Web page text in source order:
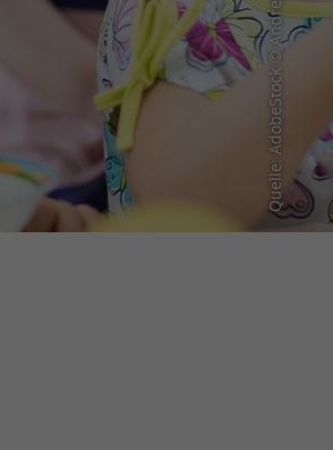
Quelle: AdobeStock © Andrey Kuzmin